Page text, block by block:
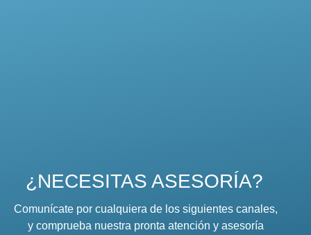
¿NECESITAS ASESORÍA?
Comunícate por cualquiera de los siguientes canales,
y comprueba nuestra pronta atención y asesoría